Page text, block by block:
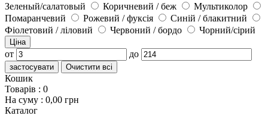
Зеленый/салатовый
Коричневий / беж
Мультиколор
Помаранчевий
Рожевий / фуксія
Синій / блакитний
Фіолетовий / ліловий
Червоний / бордо Чорний/сірий
Ціна
от до
застосувати Очистити всі
Кошик
Товарів : 0
На суму : 0,00 грн
Каталог